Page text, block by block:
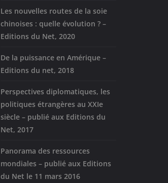
Les nouvelles routes de la soie
chinoises : quelle évolution ? –
Editions du Net, 2020
De la puissance en Amérique –
Editions du net, 2018
Perspectives diplomatiques, les
politiques étrangères au XXIe
siècle – publié aux Editions du
Net, 2017
Panorama des ressources
mondiales – publié aux Editions
du Net le 11 mars 2016